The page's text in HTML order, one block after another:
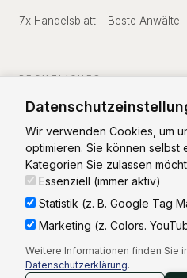
7x Handelsblatt – Beste Anwälte
RECHTLICHES
Impressum
Datenschutz
Vorstand: RA Christian Zierhut
Aufsichtsrat: RA Thorsten
Wir verwenden Cookies, um
optimieren. Sie können selbst
Kategorien Sie zulassen
Essenziell (immer aktiv)
Statistik (z. B. Google Tag
Marketing (z. Colors.
Weitere Informationen finden Sie
Datenschutzerklärung.